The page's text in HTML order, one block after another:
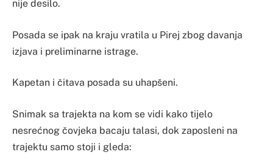
nije desilo.
Posada se ipak na kraju vratila u Pirej zbog davanja
izjava i preliminarne istrage.
Kapetan i čitava posada su uhapšeni.
Snimak sa trajekta na kom se vidi kako tijelo
nesrećnog čovjeka bacaju talasi, dok zaposleni na
trajektu samo stoji i gleda: